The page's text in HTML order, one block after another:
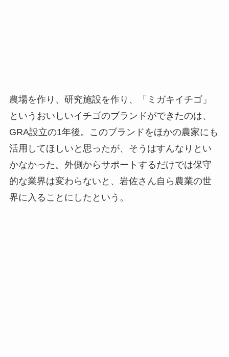
農場を作り、研究施設を作り、「ミガキイチゴ」
というおいしいイチゴのブランドができたのは、
GRA設立の1年後。このブランドをほかの農家にも
活用してほしいと思ったが、そうはすんなりとい
かなかった。外側からサポートするだけでは保守
的な業界は変わらないと、岩佐さん自ら農業の世
界に入ることにしたという。